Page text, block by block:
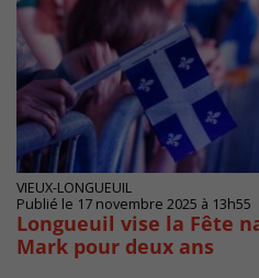
VIEUX-LONGUEUIL
Publié le 17 novembre 2025 à 13h55
Longueuil vise la Fête
Mark pour deux ans